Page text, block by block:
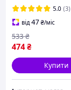
5.0 (3)
від47₴/міс
474₴
533 ₴
Купити